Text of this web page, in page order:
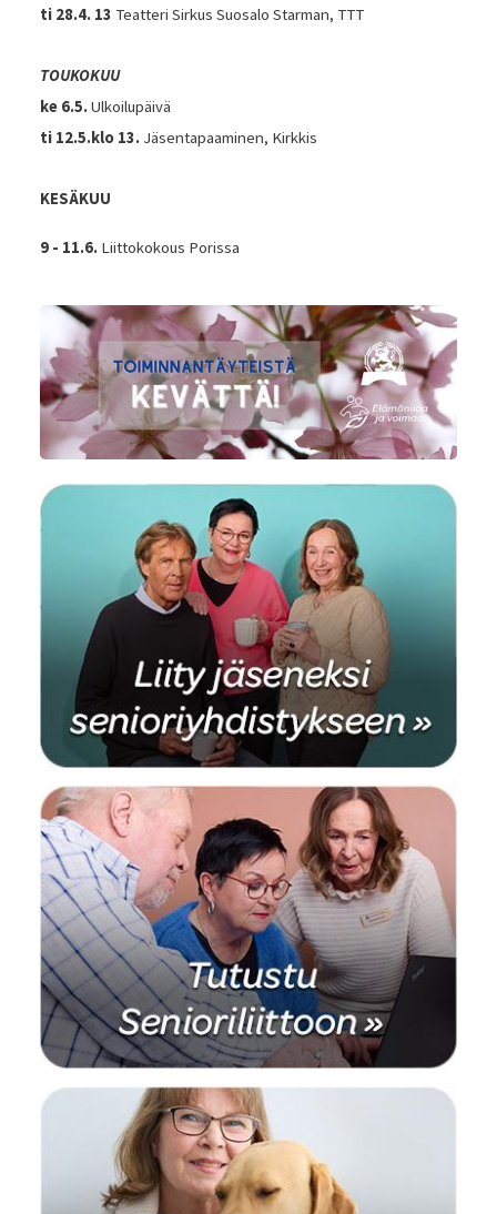
ti 28.4. 13 Teatteri Sirkus Suosalo Starman, TTT
TOUKOKUU
ke 6.5.Ulkoilupäivä
ti 12.5.klo 13. Jäsentapaaminen, Kirkkis
KESÄKUU
9 - 11.6. Liittokokous Porissa